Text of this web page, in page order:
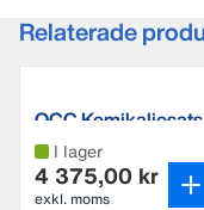
Relaterade
OCC Kemikaliesats
I lager
4 375,00 kr
exkl. moms